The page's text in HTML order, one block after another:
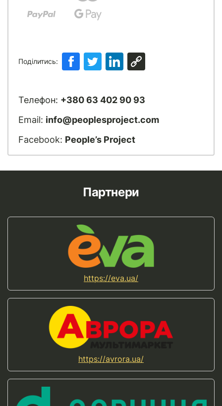
Поділитись:
Телефон: +380 63 402 90 93
Email: info@peoplesproject.com
Facebook: People’s Project
Партнери
https://eva.ua/
https://avrora.ua/